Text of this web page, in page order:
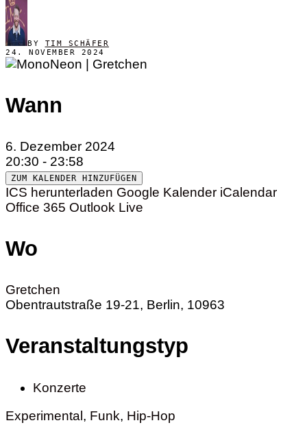
BY TIM SCHÄFER
24. NOVEMBER 2024
Wann
6. Dezember 2024
20:30 - 23:58
ZUM KALENDER HINZUFÜGEN
ICS herunterladen Google Kalender iCalendar
Office 365 Outlook Live
Wo
Gretchen
Obentrautstraße 19-21, Berlin, 10963
Veranstaltungstyp
Konzerte
Experimental, Funk, Hip-Hop